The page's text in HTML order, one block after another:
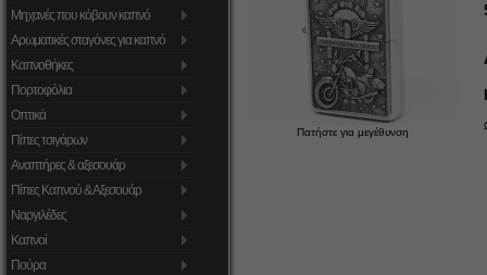
Μηχανές που κόβουν καπνό
Αρωματικές σταγόνες για καπνό
Καπνοθήκες
Πορτοφόλια
Οπτικά
Πίπες τσιγάρων
Αναπτήρες & αξεσουάρ
Πίπες Καπνού & Αξεσουάρ
Ναργιλέδες
Καπνοί
Πούρα
Πατήστε για μεγέθυνση